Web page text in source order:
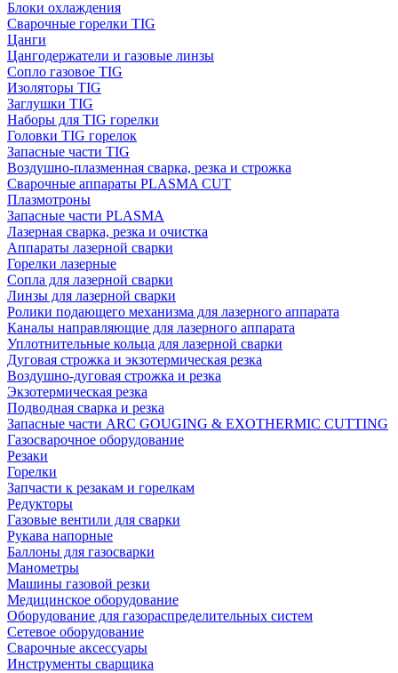
Блоки охлаждения
Сварочные горелки TIG
Цанги
Цангодержатели и газовые линзы
Сопло газовое TIG
Изоляторы TIG
Заглушки TIG
Наборы для TIG горелки
Головки TIG горелок
Запасные части TIG
Воздушно-плазменная сварка, резка и строжка
Сварочные аппараты PLASMA CUT
Плазмотроны
Запасные части PLASMA
Лазерная сварка, резка и очистка
Аппараты лазерной сварки
Горелки лазерные
Сопла для лазерной сварки
Линзы для лазерной сварки
Ролики подающего механизма для лазерного аппарата
Каналы направляющие для лазерного аппарата
Уплотнительные кольца для лазерной сварки
Дуговая строжка и экзотермическая резка
Воздушно-дуговая строжка и резка
Экзотермическая резка
Подводная сварка и резка
Запасные части ARC GOUGING & EXOTHERMIC CUTTING
Газосварочное оборудование
Резаки
Горелки
Запчасти к резакам и горелкам
Редукторы
Газовые вентили для сварки
Рукава напорные
Баллоны для газосварки
Манометры
Машины газовой резки
Медицинское оборудование
Оборудование для газораспределительных систем
Сетевое оборудование
Сварочные аксессуары
Инструменты сварщика